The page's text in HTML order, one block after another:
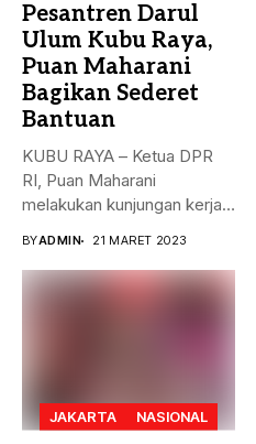
Pesantren Darul
Ulum Kubu Raya,
Puan Maharani
Bagikan Sederet
Bantuan
KUBU RAYA – Ketua DPR
RI, Puan Maharani
melakukan kunjungan kerja
BYADMIN 21 MARET 2023
JAKARTA NASIONAL